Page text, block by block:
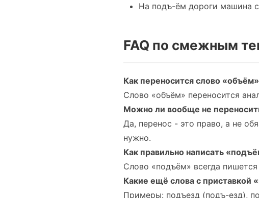
На подъ-ём дороги машина
FAQ по смежным
Как переносится слово
Слово «объём» переносится
Можно ли вообще не
Да, перенос - это право, а не
нужно.
Как правильно написать
Слово «подъём» всегда пишется
Какие ещё слова с приставкой
Примеры: подъезд (подъ-езд),